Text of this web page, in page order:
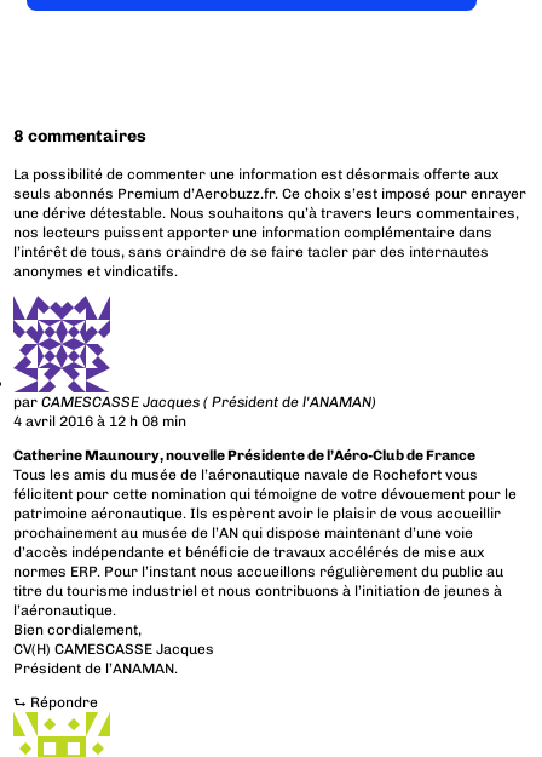
8 commentaires
La possibilité de commenter une information est désormais offerte aux
seuls abonnés Premium d’Aerobuzz.fr. Ce choix s’est imposé pour enrayer
une dérive détestable. Nous souhaitons qu’à travers leurs commentaires,
nos lecteurs puissent apporter une information complémentaire dans
l’intérêt de tous, sans craindre de se faire tacler par des internautes
anonymes et vindicatifs.
parCAMESCASSE Jacques ( Président de l'ANAMAN)
4 avril 2016 à 12 h 08 min
Catherine Maunoury, nouvelle Présidente de l’Aéro-Club de France
Tous les amis du musée de l’aéronautique navale de Rochefort vous
félicitent pour cette nomination qui témoigne de votre dévouement pour le
patrimoine aéronautique. Ils espèrent avoir le plaisir de vous accueillir
prochainement au musée de l’AN qui dispose maintenant d’une voie
d’accès indépendante et bénéficie de travaux accélérés de mise aux
normes ERP. Pour l’instant nous accueillons régulièrement du public au
titre du tourisme industriel et nous contribuons à l’initiation de jeunes à
l’aéronautique.
Bien cordialement,
CV(H) CAMESCASSE Jacques
Président de l’ANAMAN.
⮑ Répondre